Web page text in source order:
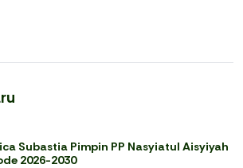
Subastia Pimpin PP Nasyiatul Aisyiyah
2026-2030